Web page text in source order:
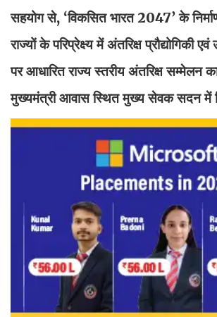
सहयोग से, ‘विकसित भारत 2047’ के
राज्यों के परिप्रेक्ष्य में अंतरिक्ष प्रौद्योगिकी
पर आधारित राज्य स्तरीय अंतरिक्ष
मुख्यमंत्री आवास स्थित मुख्य सेवक सदन में